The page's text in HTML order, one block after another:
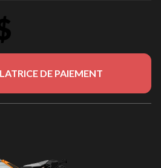
DE PAIEMENT